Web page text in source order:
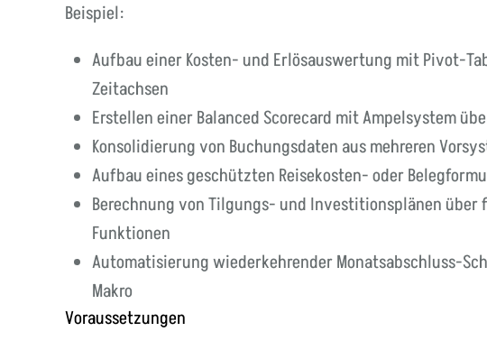
Beispiel:
Aufbau einer Kosten- und Erlösauswertung mit Pivot-
Zeitachsen
Erstellen einer Balanced Scorecard mit Ampelsystem
Konsolidierung von Buchungsdaten aus mehreren
Aufbau eines geschützten Reisekosten- oder
Berechnung von Tilgungs- und Investitionsplänen über
Funktionen
Automatisierung wiederkehrender Monatsabschluss-
Makro
Voraussetzungen